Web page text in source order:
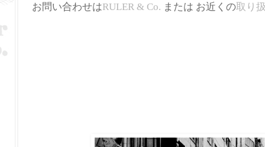
お問い合わせはRULER & Co. または お近くの取り